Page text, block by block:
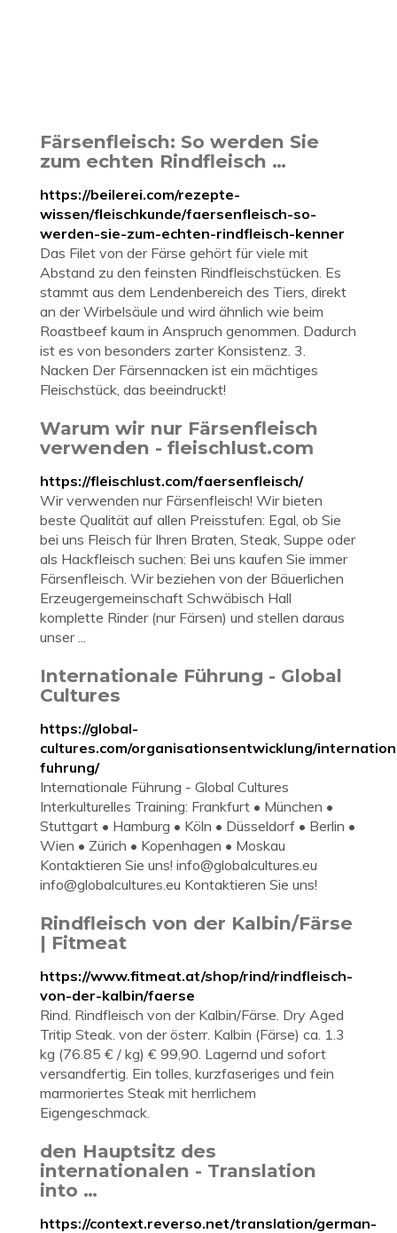
Färsenfleisch: So werden Sie
zum echten Rindfleisch …
https://beilerei.com/rezepte-
wissen/fleischkunde/faersenfleisch-so-
werden-sie-zum-echten-rindfleisch-kenner
Das Filet von der Färse gehört für viele mit
Abstand zu den feinsten Rindfleischstücken. Es
stammt aus dem Lendenbereich des Tiers, direkt
an der Wirbelsäule und wird ähnlich wie beim
Roastbeef kaum in Anspruch genommen. Dadurch
ist es von besonders zarter Konsistenz. 3.
Nacken Der Färsennacken ist ein mächtiges
Fleischstück, das beeindruckt!
Warum wir nur Färsenfleisch
verwenden - fleischlust.com
https://fleischlust.com/faersenfleisch/
Wir verwenden nur Färsenfleisch! Wir bieten
beste Qualität auf allen Preisstufen: Egal, ob Sie
bei uns Fleisch für Ihren Braten, Steak, Suppe oder
als Hackfleisch suchen: Bei uns kaufen Sie immer
Färsenfleisch. Wir beziehen von der Bäuerlichen
Erzeugergemeinschaft Schwäbisch Hall
komplette Rinder (nur Färsen) und stellen daraus
unser ...
Internationale Führung - Global
Cultures
https://global-
cultures.com/organisationsentwicklung/
fuhrung/
Internationale Führung - Global Cultures
Interkulturelles Training: Frankfurt • München •
Stuttgart • Hamburg • Köln • Düsseldorf • Berlin •
Wien • Zürich • Kopenhagen • Moskau
Kontaktieren Sie uns! info@globalcultures.eu
info@globalcultures.eu Kontaktieren Sie uns!
Rindfleisch von der Kalbin/Färse
| Fitmeat
https://www.fitmeat.at/shop/rind/rindfleisch-
von-der-kalbin/faerse
Rind. Rindfleisch von der Kalbin/Färse. Dry Aged
Tritip Steak. von der österr. Kalbin (Färse) ca. 1.3
kg (76.85 € / kg) € 99,90. Lagernd und sofort
versandfertig. Ein tolles, kurzfaseriges und fein
marmoriertes Steak mit herrlichem
Eigengeschmack.
den Hauptsitz des
internationalen - Translation
into …
https://context.reverso.net/translation/german-